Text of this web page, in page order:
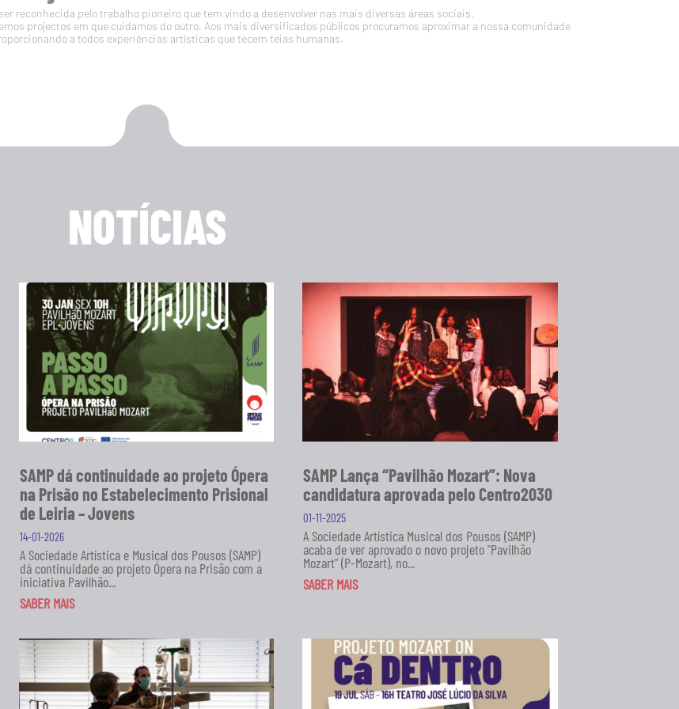
reconhecida pelo trabalho pioneiro que tem vindo a desenvolver nas mais diversas áreas sociais.
projectos em que cuidamos do outro. Aos mais diversificados públicos procuramos aproximar a nossa comunidade
a todos experiências artísticas que tecem teias humanas.
NOTÍCIAS
SAMP dá continuidade ao projeto Ópera
na Prisão no Estabelecimento Prisional
de Leiria – Jovens
14-01-2026
A Sociedade Artística e Musical dos Pousos (SAMP)
dá continuidade ao projeto Ópera na Prisão com a
iniciativa Pavilhão...
SABER MAIS
SAMP Lança “Pavilhão Mozart”: Nova
candidatura aprovada pelo Centro2030
01-11-2025
A Sociedade Artística Musical dos Pousos (SAMP)
acaba de ver aprovado o novo projeto "Pavilhão
Mozart" (P-Mozart), no...
SABER MAIS